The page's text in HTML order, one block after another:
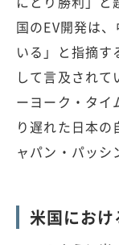
国のEV開発は
いる」と指摘す
して言及されて
ーヨーク・タイ
り遅れた日本
ャパン・パッシ
米国におけ